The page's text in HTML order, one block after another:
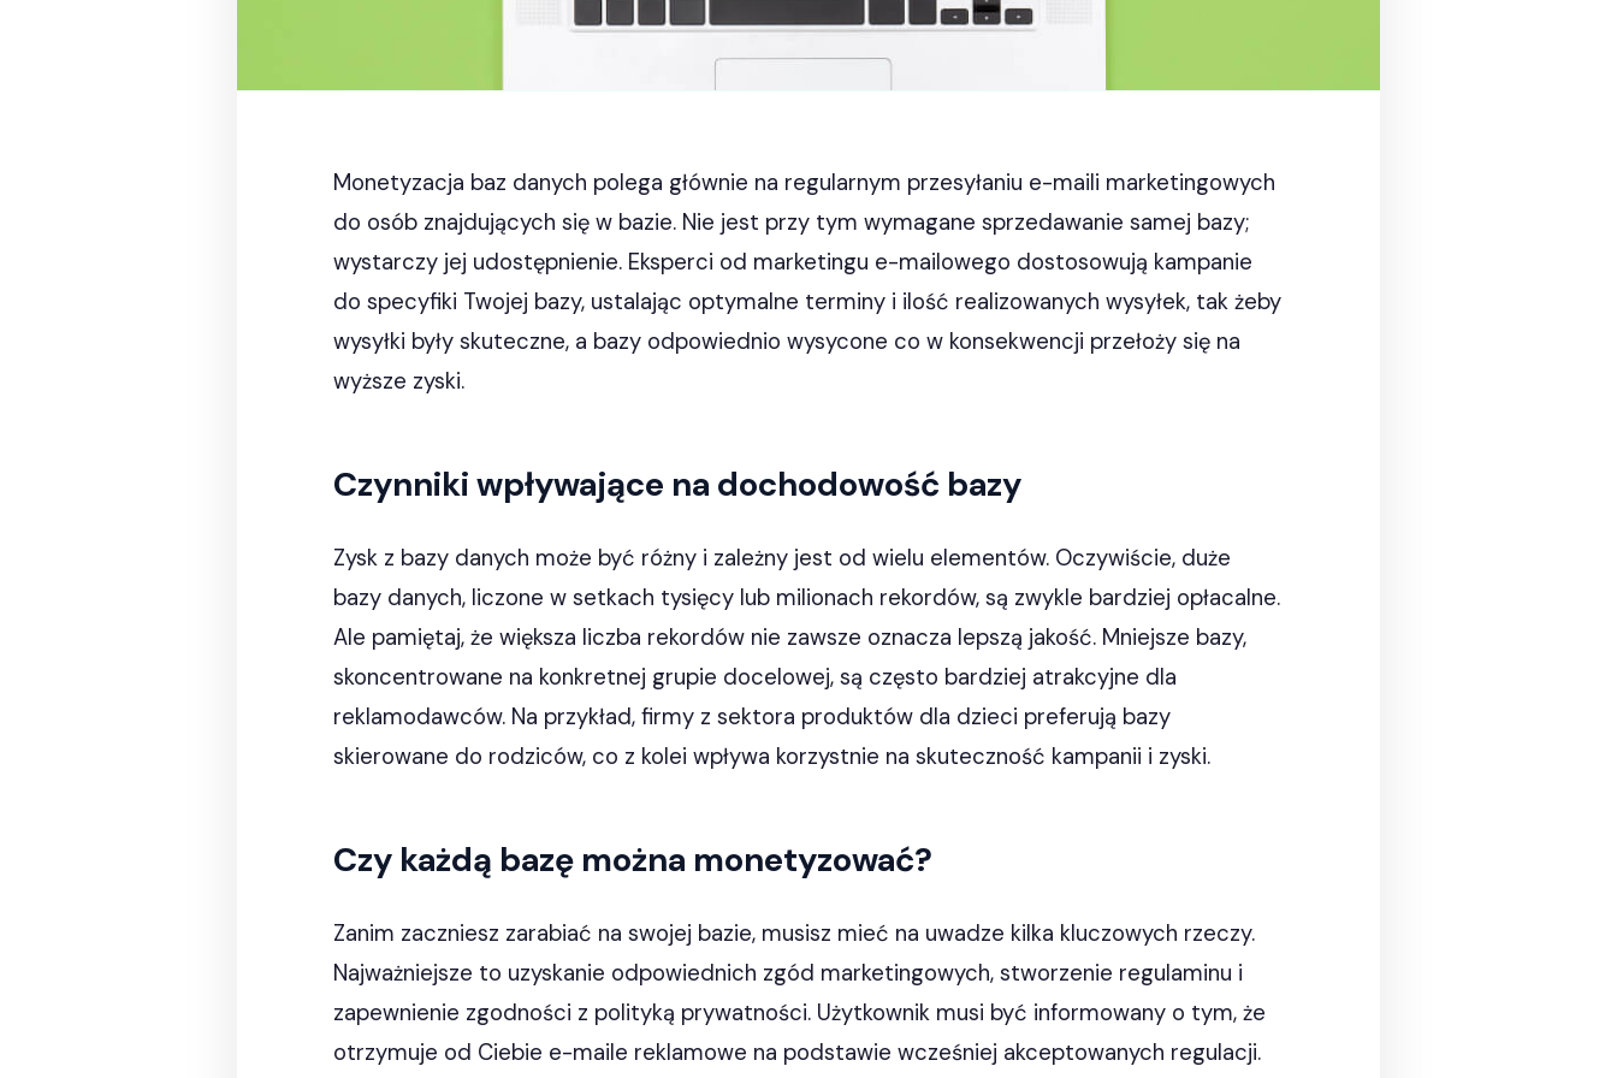
Monetyzacja baz danych polega głównie na regularnym przesyłaniu e-maili marketingowych
do osób znajdujących się w bazie. Nie jest przy tym wymagane sprzedawanie samej bazy;
wystarczy jej udostępnienie. Eksperci od marketingu e-mailowego dostosowują kampanie
do specyfiki Twojej bazy, ustalając optymalne terminy i ilość realizowanych wysyłek, tak żeby
wysyłki były skuteczne, a bazy odpowiednio wysycone co w konsekwencji przełoży się na
wyższe zyski.
Czynniki wpływające na dochodowość bazy
Zysk z bazy danych może być różny i zależny jest od wielu elementów. Oczywiście, duże
bazy danych, liczone w setkach tysięcy lub milionach rekordów, są zwykle bardziej opłacalne.
Ale pamiętaj, że większa liczba rekordów nie zawsze oznacza lepszą jakość. Mniejsze bazy,
skoncentrowane na konkretnej grupie docelowej, są często bardziej atrakcyjne dla
reklamodawców. Na przykład, firmy z sektora produktów dla dzieci preferują bazy
skierowane do rodziców, co z kolei wpływa korzystnie na skuteczność kampanii i zyski.
Czy każdą bazę można monetyzować?
Zanim zaczniesz zarabiać na swojej bazie, musisz mieć na uwadze kilka kluczowych rzeczy.
Najważniejsze to uzyskanie odpowiednich zgód marketingowych, stworzenie regulaminu i
zapewnienie zgodności z polityką prywatności. Użytkownik musi być informowany o tym, że
otrzymuje od Ciebie e-maile reklamowe na podstawie wcześniej akceptowanych regulacji.